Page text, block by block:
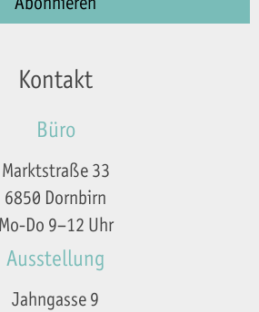
Kontakt
Büro
Marktstraße 33
6850 Dornbirn
Mo-Do 9–12 Uhr
Ausstellung
Jahngasse 9